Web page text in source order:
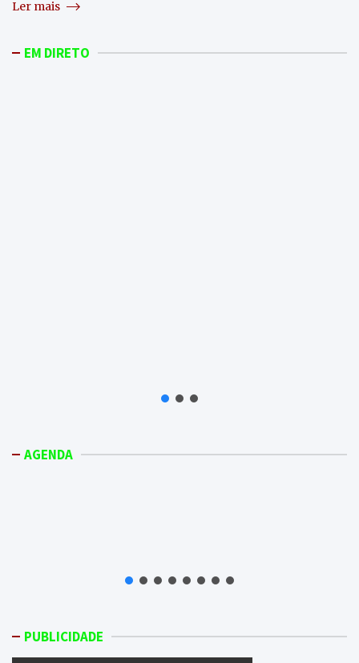
Ler mais
EM DIRETO
AGENDA
PUBLICIDADE